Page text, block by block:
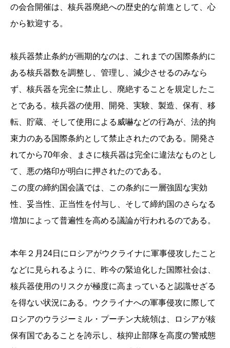
の会合開催は、核兵器廃絶への歴史的な前進として、心
から歓迎する。
核兵器禁止条約が画期的なのは、これまでの国際条約に
ある核兵器数を調整し、管理し、減少させるのみなら
ず、核兵器を完全に禁止し、廃絶することを規定したこ
とである。核兵器の使用、開発、実験、製造、保有、移
転、貯蔵、そして使用による威嚇などの行為が、法的拘
束力のある国際条約として禁止されたのである。開発さ
れてから70年余、まさに核兵器は完全に違法なものとし
て、悪の烙印が明白に押されたのである。
この度の締約国会議では、この条約に一層強固な実効
性、妥当性、正当性を付与し、そして締約国のさらなる
増加によって普遍性を高める議論が行われるのである。
本年２月24日にロシアがウクライナに軍事侵攻したこと
などに見られるように、昨今の緊迫化した国際社会は、
核兵器使用のリスクが極度に高まっていると認識せざる
を得ない状況にある。ウクライナへの軍事侵攻に際して
ロシアのウラジーミル・プーチン大統領は、ロシアが核
保有国であることを誇示し、核抑止部隊を高度の警戒態